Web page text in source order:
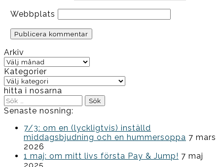
Webbplats
Arkiv
Arkiv
Kategorier
Kategorier
hitta i nosarna
Sök
efter:
Senaste nosning:
7/3: om en (lyckligtvis) inställd
middagsbjudning och en hummersoppa 7 mars
2026
1 maj: om mitt livs första Pay & Jump! 7 maj